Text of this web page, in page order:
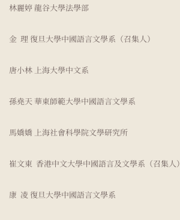
林麗婷 龍谷大學法學部
金 理 復旦大學中國語言文學系（召集人）
唐小林 上海大學中文系
孫堯天 華東師範大學中國語言文學系
馬嬌嬌 上海社會科學院文學研究所
崔文東 香港中文大學中國語言及文學系（召集人）
康 凌 復旦大學中國語言文學系